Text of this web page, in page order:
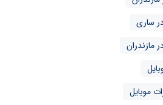
ساری
مازندران
موبایل